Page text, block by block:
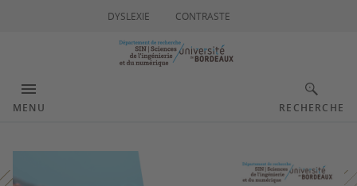
DYSLEXIE CONTRASTE
MENU RECHERCHE